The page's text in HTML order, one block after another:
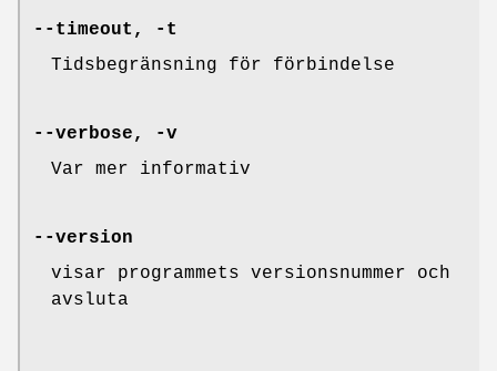
--timeout, -t
Tidsbegränsning för förbindelse
--verbose, -v
Var mer informativ
--version
visar programmets versionsnummer och
avsluta